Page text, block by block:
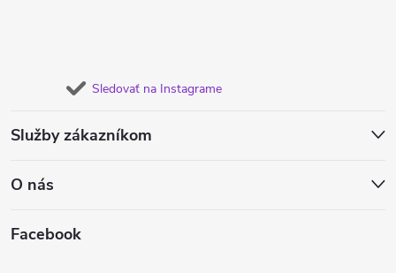
Sledovať na Instagrame
Služby zákazníkom
O nás
Facebook